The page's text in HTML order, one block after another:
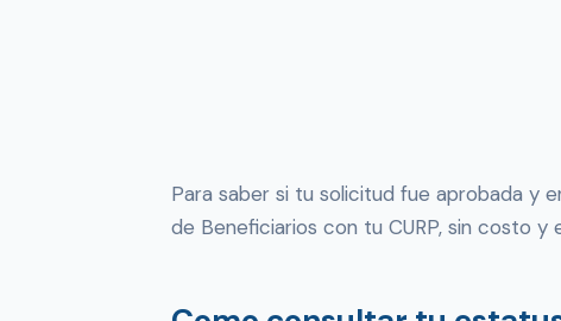
Para saber si tu solicitud fue aprobada y
de Beneficiarios con tu CURP, sin costo y